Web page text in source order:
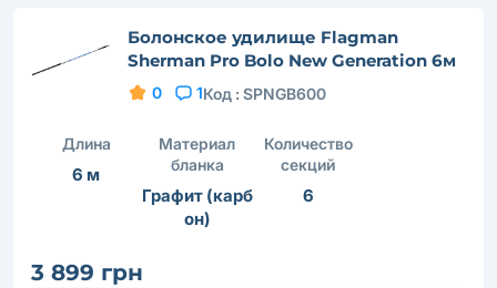
Болонское удилище Flagman
Sherman Pro Bolo New Generation 6м
0 1Код : SPNGB600
Длина
6 м
Материал
бланка
Графит (карб
он)
Количество
секций
6
3 899 грн